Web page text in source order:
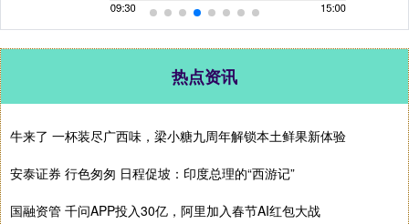
热点资讯
牛来了 一杯装尽广西味，梁小糖九周年解锁本土鲜果新体验
安泰证券 行色匆匆 日程促坡：印度总理的“西游记”
国融资管 千问APP投入30亿，阿里加入春节AI红包大战